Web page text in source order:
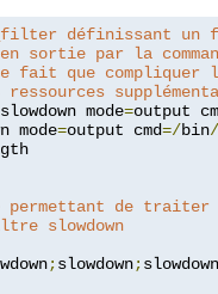
définissant
sortie par la
que compliquer le
slowdown mode=output
mode=output cmd=/bin/
permettant de
slowdown
;slowdown;